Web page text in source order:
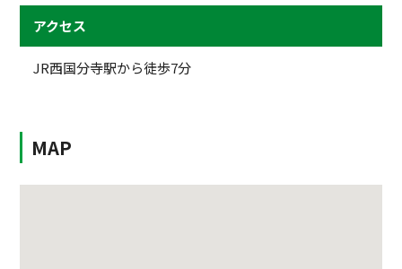
アクセス
JR西国分寺駅から徒歩7分
MAP